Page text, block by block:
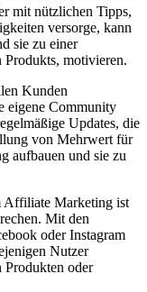
mit nützlichen Tipps,
versorge, kann
sie zu einer
motivieren.
Kunden
eigene Community
Updates, die
von Mehrwert für
aufbauen und sie zu
Affiliate Marketing ist
Mit den
oder Instagram
Nutzer
Produkten oder